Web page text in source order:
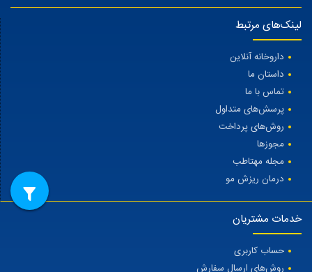
لینک‌های مرتبط
داروخانه آنلاین
داستان ما
تماس با ما
پرسش‌های متداول
روش‌های پرداخت
مجوزها
مجله مهتاطب
درمان ریزش مو
خدمات مشتریان
حساب کاربری
روش‌های ارسال سفارش